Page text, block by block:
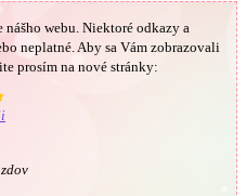
webu. Niektoré odkazy a
neplatné. Aby sa Vám zobrazovali
prosím na nové stránky: